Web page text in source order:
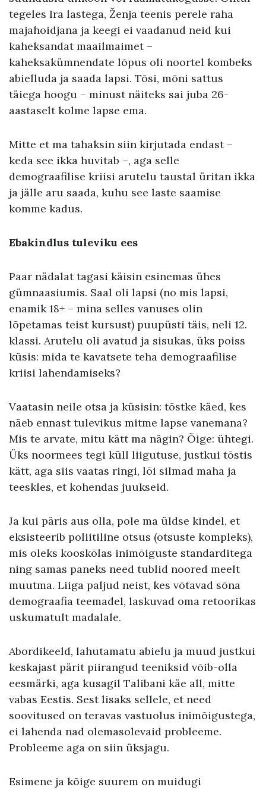
tegeles Ira lastega, Ženja teenis perele raha
majahoidjana ja keegi ei vaadanud neid kui
kaheksandat maailmaimet –
kaheksakümnendate lõpus oli noortel kombeks
abielluda ja saada lapsi. Tõsi, mõni sattus
täiega hoogu – minust näiteks sai juba 26-
aastaselt kolme lapse ema.
Mitte et ma tahaksin siin kirjutada endast –
keda see ikka huvitab –, aga selle
demograafilise kriisi arutelu taustal üritan ikka
ja jälle aru saada, kuhu see laste saamise
komme kadus.
Ebakindlus tuleviku ees
Paar nädalat tagasi käisin esinemas ühes
gümnaasiumis. Saal oli lapsi (no mis lapsi,
enamik 18+ – mina selles vanuses olin
lõpetamas teist kursust) puupüsti täis, neli 12.
klassi. Arutelu oli avatud ja sisukas, üks poiss
küsis: mida te kavatsete teha demograafilise
kriisi lahendamiseks?
Vaatasin neile otsa ja küsisin: tõstke käed, kes
näeb ennast tulevikus mitme lapse vanemana?
Mis te arvate, mitu kätt ma nägin? Õige: ühtegi.
Üks noormees tegi küll liigutuse, justkui tõstis
kätt, aga siis vaatas ringi, lõi silmad maha ja
teeskles, et kohendas juukseid.
Ja kui päris aus olla, pole ma üldse kindel, et
eksisteerib poliitiline otsus (otsuste kompleks),
mis oleks kooskõlas inimõiguste standarditega
ning samas paneks need tublid noored meelt
muutma. Liiga paljud neist, kes võtavad sõna
demograafia teemadel, laskuvad oma retoorikas
uskumatult madalale.
Abordikeeld, lahutamatu abielu ja muud justkui
keskajast pärit piirangud teeniksid võib-olla
eesmärki, aga kusagil Talibani käe all, mitte
vabas Eestis. Sest lisaks sellele, et need
soovitused on teravas vastuolus inimõigustega,
ei lahenda nad olemasolevaid probleeme.
Probleeme aga on siin üksjagu.
Esimene ja kõige suurem on muidugi